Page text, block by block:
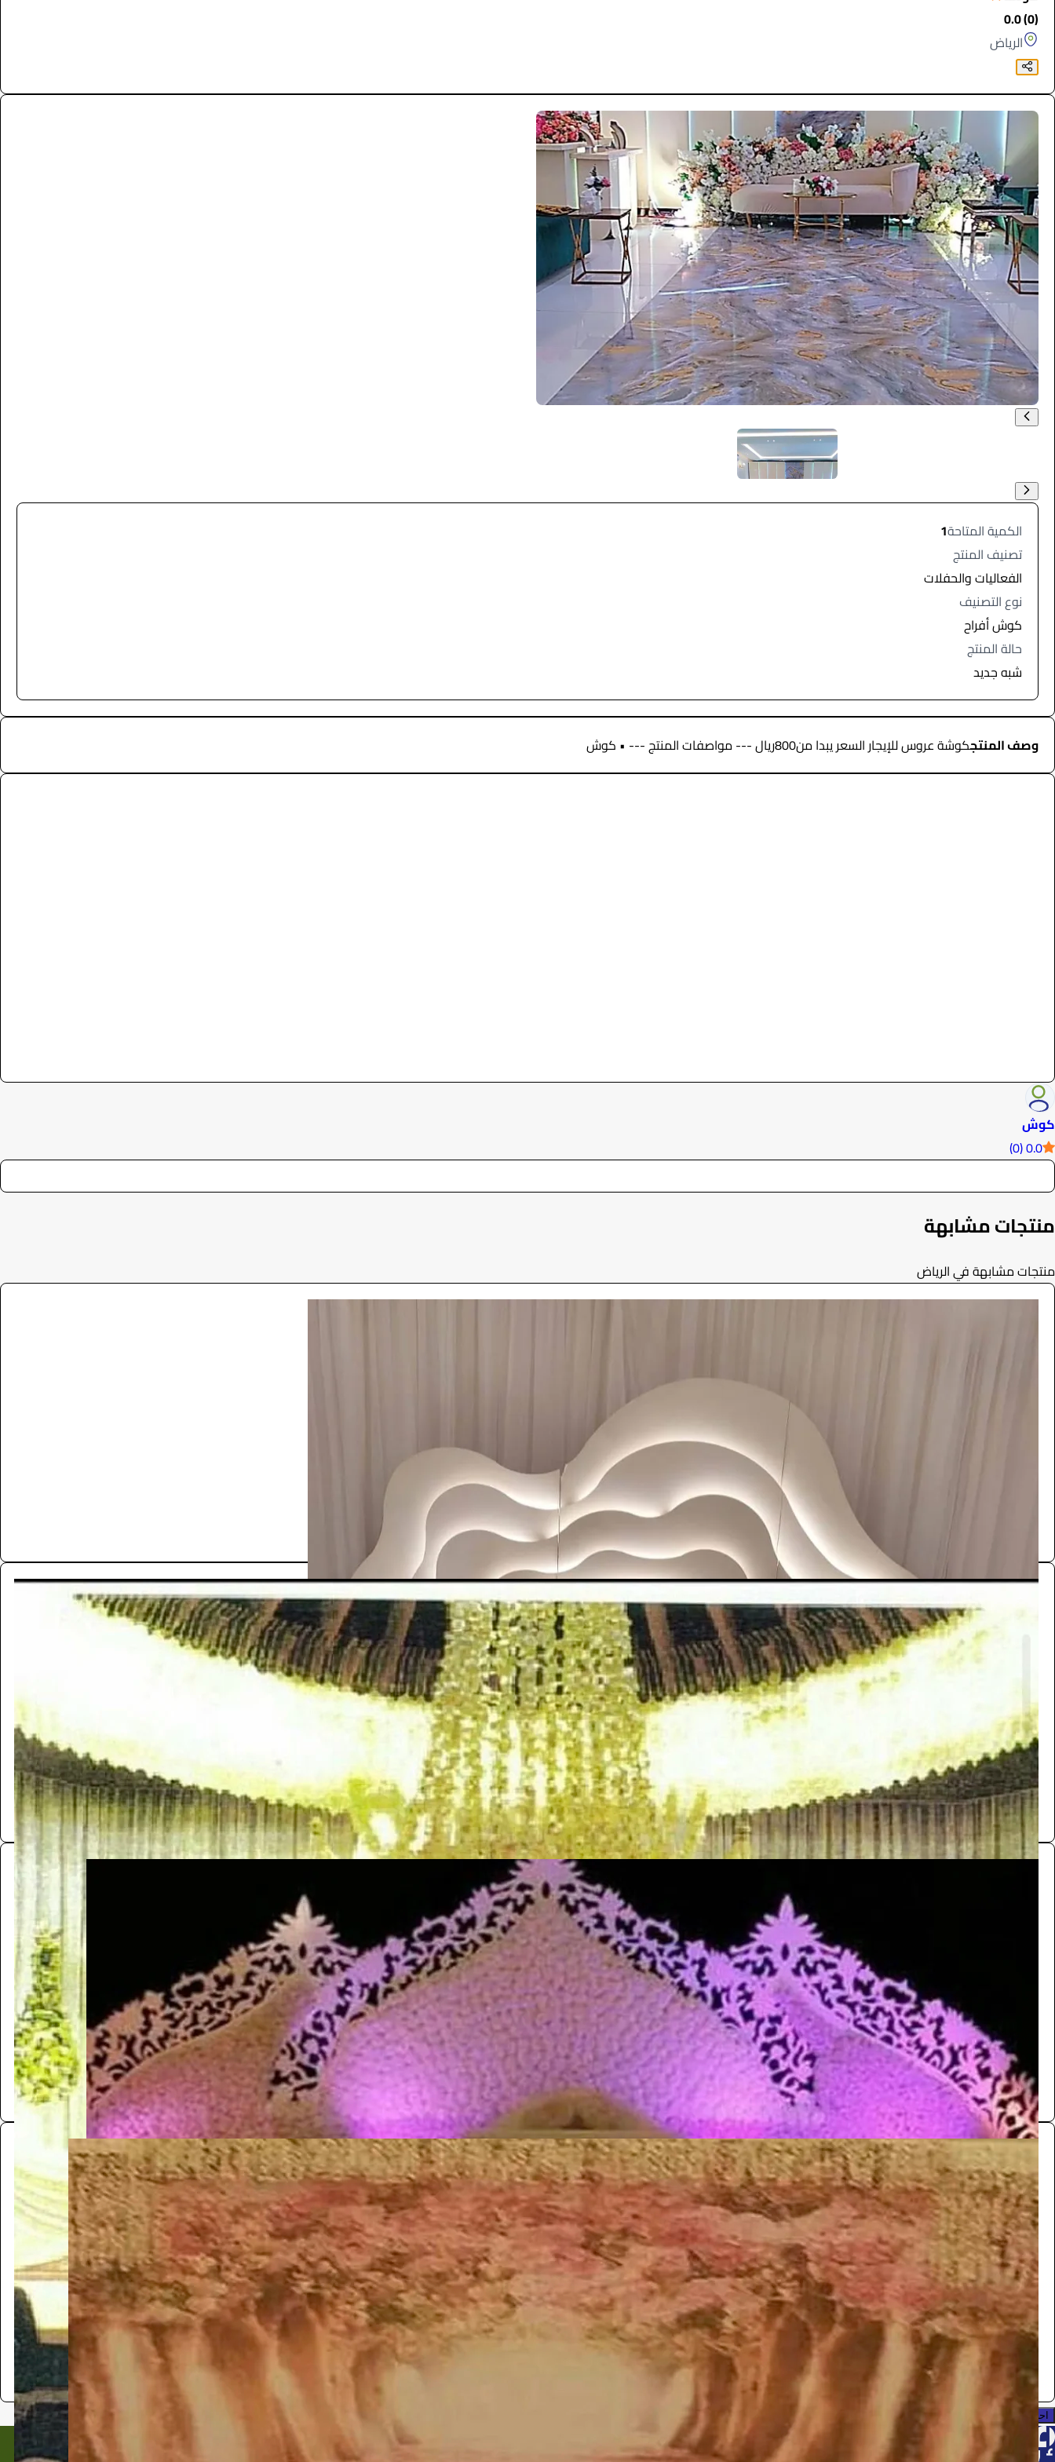
(0) 0.0
الرياض
الكمية المتاحة1
تصنيف المنتج
الفعاليات والحفلات
نوع التصنيف
كوش أفراح
حالة المنتج
شبه جديد
وصف المنتجكوشة عروس للإيجار السعر يبدا من800ريال --- مواصفات المنتج --- • كوش
كوش
0.0 (0)
منتجات مشابهة
منتجات مشابهة في الرياض
الفعاليات والحفلات
كوشة
الفعاليات والحفلات
الرياض
ابو يحيى
0.0 (0)
ابو يحيى
0.0 (0)
كوشة
الفعاليات والحفلات
880
/ اليوم
الرياض
ابو يحيى
0.0 (0)
احجز الآن